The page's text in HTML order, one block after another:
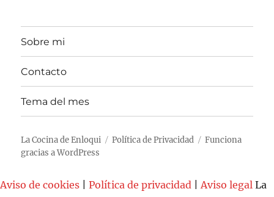
Sobre mi
Contacto
Tema del mes
La Cocina de Enloqui Política de Privacidad
Funciona
gracias a WordPress
Aviso de cookies Política de privacidad |Aviso legal La